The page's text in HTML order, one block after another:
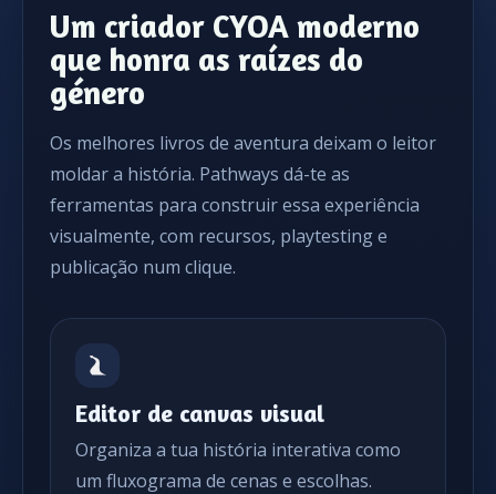
Um criador CYOA moderno
que honra as raízes do
género
Os melhores livros de aventura deixam o leitor
moldar a história. Pathways dá-te as
ferramentas para construir essa experiência
visualmente, com recursos, playtesting e
publicação num clique.
Editor de canvas visual
Organiza a tua história interativa como
um fluxograma de cenas e escolhas.